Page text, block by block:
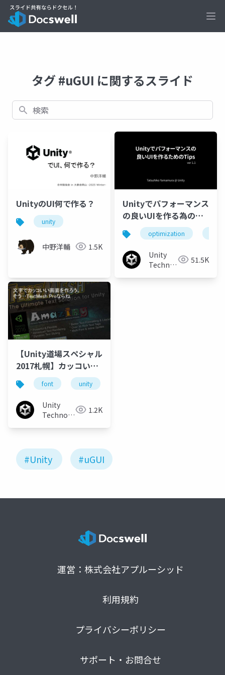
タグ #uGUI に関するスライド
検索
UnityのUI何で作る？
unity
中野洋輔 1.5K
Unityでパフォーマンス
の良いUIを作る為の
Tips
optimization
Unity
Technologies51.5K
【Unity道場スペシャル
2017札幌】カッコいい
文字を使おう、そう
text meshならね
font unity
Unity
Technologies 1.2K
#Unity #uGUI
運営：株式会社アプルーシッド
利用規約
プライバシーポリシー
サポート・お問合せ